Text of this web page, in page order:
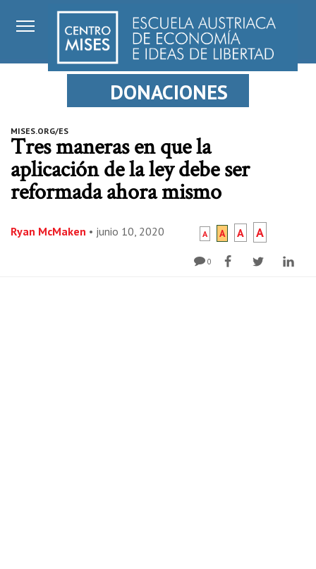
DONACIONES
MISES.ORG/ES
Tres maneras en que la
aplicación de la ley debe ser
reformada ahora mismo
Ryan McMaken • junio 10, 2020 A A A A
0